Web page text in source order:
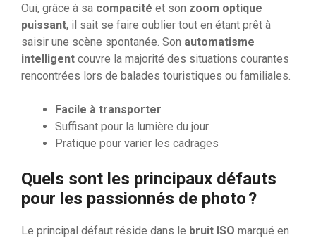
Oui, grâce à sa compacité et son zoom optique
puissant, il sait se faire oublier tout en étant prêt à
saisir une scène spontanée. Son automatisme
intelligent couvre la majorité des situations courantes
rencontrées lors de balades touristiques ou familiales.
Facile à transporter
Suffisant pour la lumière du jour
Pratique pour varier les cadrages
Quels sont les principaux défauts
pour les passionnés de photo ?
Le principal défaut réside dans le bruit ISO marqué en